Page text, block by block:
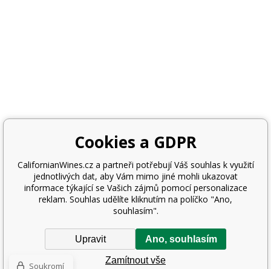
Cookies a GDPR
CalifornianWines.cz a partneři potřebují Váš souhlas k využití
jednotlivých dat, aby Vám mimo jiné mohli ukazovat
informace týkající se Vašich zájmů pomocí personalizace
reklam. Souhlas udělíte kliknutím na políčko "Ano,
souhlasím".
Zamítnout vše
Ano, souhlasím
Upravit
Soukromí